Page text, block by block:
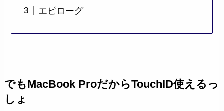
エピローグ
でもMacBook ProだからTouchID使えるっ
しょ